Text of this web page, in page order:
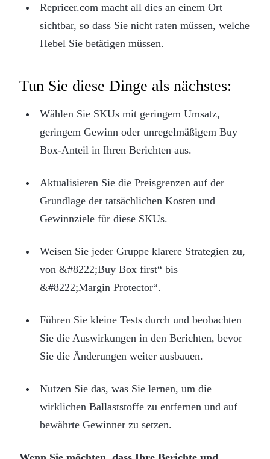
Repricer.com macht all dies an einem Ort
sichtbar, so dass Sie nicht raten müssen, welche
Hebel Sie betätigen müssen.
Tun Sie diese Dinge als nächstes:
Wählen Sie SKUs mit geringem Umsatz,
geringem Gewinn oder unregelmäßigem Buy
Box-Anteil in Ihren Berichten aus.
Aktualisieren Sie die Preisgrenzen auf der
Grundlage der tatsächlichen Kosten und
Gewinnziele für diese SKUs.
Weisen Sie jeder Gruppe klarere Strategien zu,
von &#8222;Buy Box first“ bis
&#8222;Margin Protector“.
Führen Sie kleine Tests durch und beobachten
Sie die Auswirkungen in den Berichten, bevor
Sie die Änderungen weiter ausbauen.
Nutzen Sie das, was Sie lernen, um die
wirklichen Ballaststoffe zu entfernen und auf
bewährte Gewinner zu setzen.